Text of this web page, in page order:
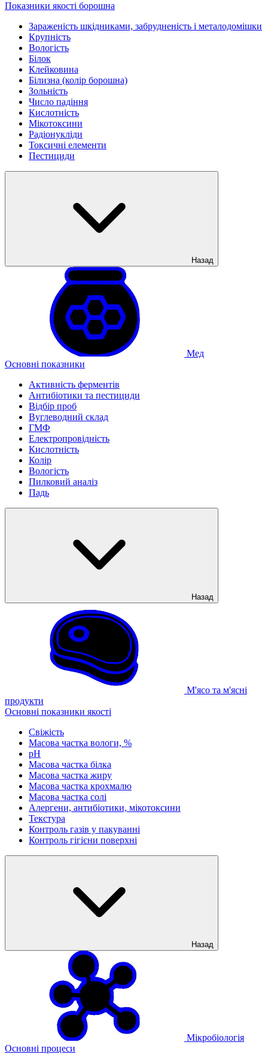
Показники якості борошна
Зараженість шкідниками, забрудненість і металодомішки
Крупність
Вологість
Білок
Клейковина
Білизна (колір борошна)
Зольність
Число падіння
Кислотність
Мікотоксини
Радіонукліди
Токсичні елементи
Пестициди
Назад
Мед
Основні показники
Активність ферментів
Антибіотики та пестициди
Відбір проб
Вуглеводний склад
ГМФ
Електропровідність
Кислотність
Колір
Вологість
Пилковий аналіз
Падь
Назад
М'ясо та м'ясні
продукти
Основні показники якості
Свіжість
Масова частка вологи, %
рН
Масова частка білка
Масова частка жиру
Масова частка крохмалю
Масова частка солі
Алергени, антибіотики, мікотоксини
Текстура
Контроль газів у пакуванні
Контроль гігієни поверхні
Назад
Мікробіологія
Основні процеси